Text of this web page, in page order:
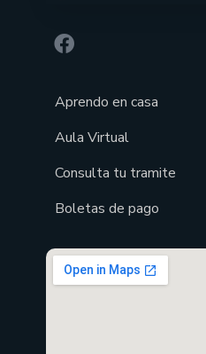
Aprendo en casa
Aula Virtual
Consulta tu tramite
Boletas de pago